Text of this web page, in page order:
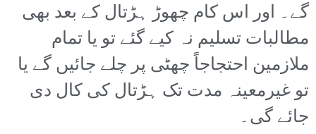
گے۔ اور اس کام چھوڑ ہڑتال کے بعد بھی
مطالبات تسلیم نہ کیے گئے تو یا تمام
ملازمین احتجاجاً چھٹی پر چلے جائیں گے یا
تو غیرمعینہ مدت تک ہڑتال کی کال دی
جائے گی۔